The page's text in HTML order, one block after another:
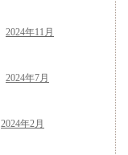
2024年11月
2024年7月
2024年2月